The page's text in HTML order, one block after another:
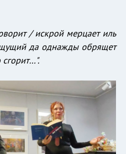
/ искрой мерцает иль
да однажды обрящет